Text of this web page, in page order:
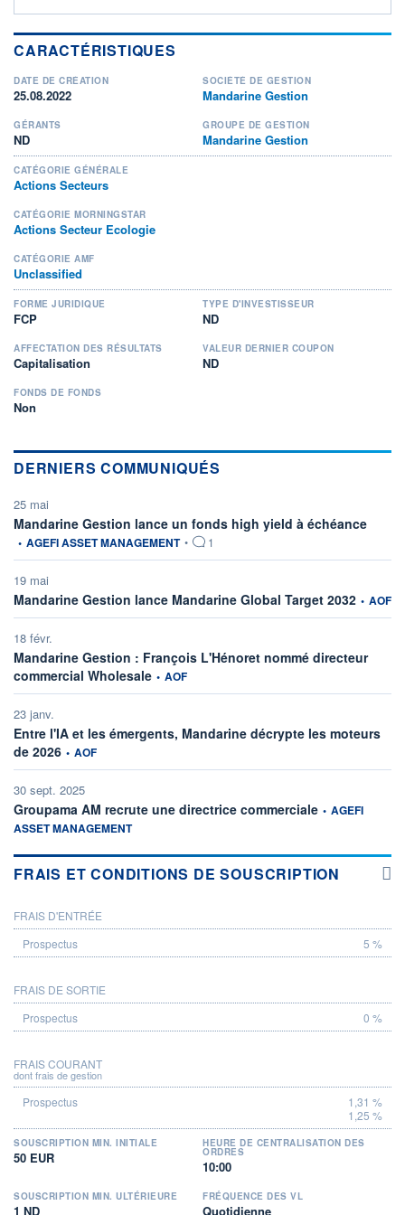
CARACTÉRISTIQUES
DATE DE CRÉATION
25.08.2022
SOCIÉTÉ DE GESTION
Mandarine Gestion
GÉRANTS
ND
GROUPE DE GESTION
Mandarine Gestion
CATÉGORIE GÉNÉRALE
Actions Secteurs
CATÉGORIE MORNINGSTAR
Actions Secteur Ecologie
CATÉGORIE AMF
Unclassified
FORME JURIDIQUE
FCP
TYPE D'INVESTISSEUR
ND
AFFECTATION DES RÉSULTATS
Capitalisation
VALEUR DERNIER COUPON
ND
FONDS DE FONDS
Non
DERNIERS COMMUNIQUÉS
25 mai
Mandarine Gestion lance un fonds high yield à échéance
• AGEFI ASSET MANAGEMENT • 1
19 mai
Mandarine Gestion lance Mandarine Global Target 2032 • AOF
18 févr.
Mandarine Gestion : François L'Hénoret nommé directeur
commercial Wholesale information fournie par
• AOF
23 janv.
Entre l'IA et les émergents, Mandarine décrypte les moteurs
de 2026 information fournie par
• AOF
30 sept. 2025
Groupama AM recrute une directrice commerciale information
• AGEFI
ASSET MANAGEMENT
FRAIS ET CONDITIONS DE SOUSCRIPTION
PROSPECTUS
FRAIS D'ENTRÉE
5 %
FRAIS DE SORTIE
0 %
FRAIS COURANT
dont frais de gestion
1,31 %
1,25 %
SOUSCRIPTION MIN. INITIALE
50 EUR
HEURE DE CENTRALISATION DES
ORDRES
10:00
SOUSCRIPTION MIN. ULTÉRIEURE
1 ND
FRÉQUENCE DES VL
Quotidienne